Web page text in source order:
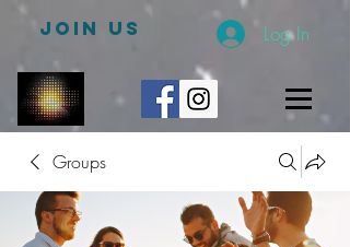
JOIN US Log In
Groups